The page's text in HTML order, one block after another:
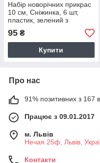
Набір новорічних прикрас
10 см, Сніжинка, 6 шт,
пластик, зелений з
блисткітками
95 ₴
Купити
Про нас
91% позитивних з 167
Працює з 09.01.2017
м. Львів
Нечая 25ф, Львів,
Контакти